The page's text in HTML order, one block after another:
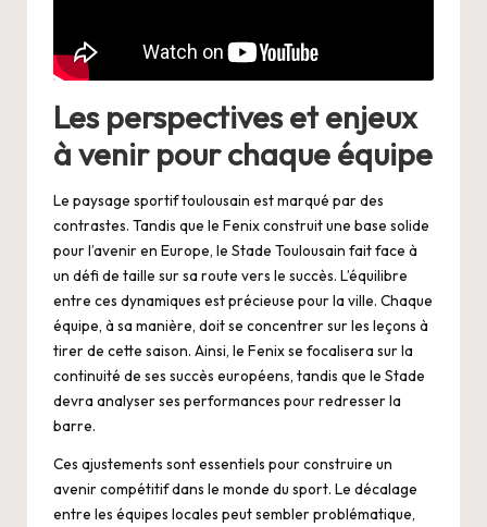
Les perspectives et enjeux
à venir pour chaque équipe
Le paysage sportif toulousain est marqué par des
contrastes. Tandis que le Fenix construit une base solide
pour l’avenir en Europe, le Stade Toulousain fait face à
un défi de taille sur sa route vers le succès. L’équilibre
entre ces dynamiques est précieuse pour la ville. Chaque
équipe, à sa manière, doit se concentrer sur les leçons à
tirer de cette saison. Ainsi, le Fenix se focalisera sur la
continuité de ses succès européens, tandis que le Stade
devra analyser ses performances pour redresser la
barre.
Ces ajustements sont essentiels pour construire un
avenir compétitif dans le monde du sport. Le décalage
entre les équipes locales peut sembler problématique,